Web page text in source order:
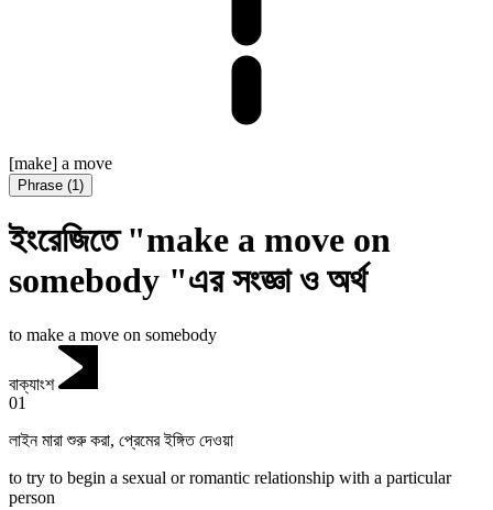
[make] a move
Phrase (1)
ইংরেজিতে "make a move on
somebody "এর সংজ্ঞা ও অর্থ
to make a move on somebody
বাক্যাংশ
01
লাইন মারা শুরু করা, প্রেমের ইঙ্গিত দেওয়া
to try to begin a sexual or romantic relationship with a particular
person